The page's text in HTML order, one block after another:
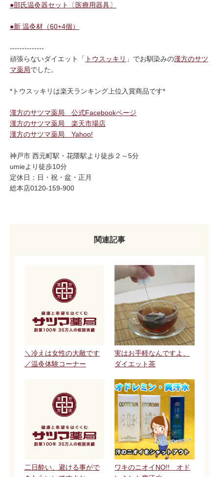
●邵氏温灸器セット〔医療用器具〕
●新 温灸材（60+4個）
--------------
頑張らないダイエット「 トウスッキリ 」でお馴染みの漢方のサツ
マ薬局でした。
*トウスッキリは楽天ランキング上位入賞商品です*
漢方のサツマ薬局 公式Facebookページ
漢方のサツマ薬局 楽天市場店
漢方のサツマ薬局 Yahoo!
神戸市 西元町駅・花隈駅より徒歩２～5分
umieより徒歩10分
定休日：日・祝・盆・正月
総本店0120-159-900
関連記事
＼冷えは女性の大敵です
／温灸体験コーナー
実はお手軽なんですよ、
ダイエット茶
二日酔い、避ける事がで
ワキのニオイNO!! オド